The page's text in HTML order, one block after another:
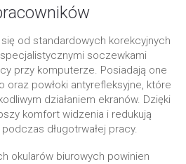
się od standardowych korekcyjnych
soczewkami
przy komputerze. Posiadają one
oraz powłoki antyrefleksyjne, które
działaniem ekranów. Dzięki
komfort widzenia i redukują
długotrwałej pracy.
okularów biurowych powinien